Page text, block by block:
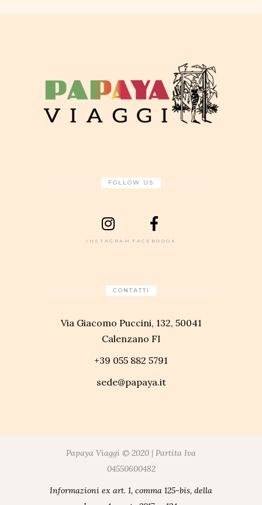
FOLLOW US
INSTAGRAM FACEBOOOK
CONTATTI
Via Giacomo Puccini, 132, 50041
Calenzano FI
+39 055 882 5791
sede@papaya.it
Papaya Viaggi © 2020 | Partita Iva
04550600482
Informazioni ex art. 1, comma 125-bis, della